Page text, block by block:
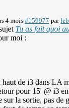
4 mois #159977 par
Tu as fait quoi
moi :
haut de i3 dans LA
pour 15' @ i3
sur la sortie, pas de